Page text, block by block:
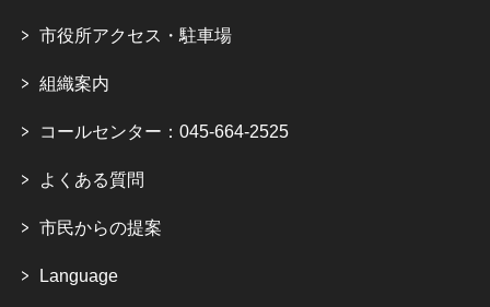
市役所アクセス・駐車場
組織案内
コールセンター：045-664-2525
よくある質問
市民からの提案
Language